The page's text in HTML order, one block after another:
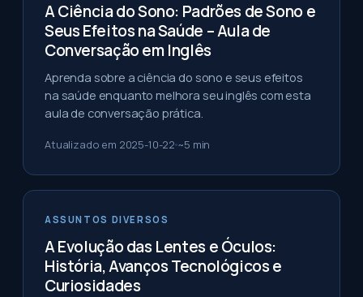
A Ciência do Sono: Padrões de Sono e
Seus Efeitos na Saúde – Aula de
Conversação em Inglês
Aprenda sobre a ciência do sono e seus efeitos
na saúde enquanto melhora seu inglês com esta
aula de conversação prática.
Atualizado em 2025-10-22 ~5 min
ASSUNTOS DIVERSOS
A Evolução das Lentes e Óculos:
História, Avanços Tecnológicos e
Curiosidades